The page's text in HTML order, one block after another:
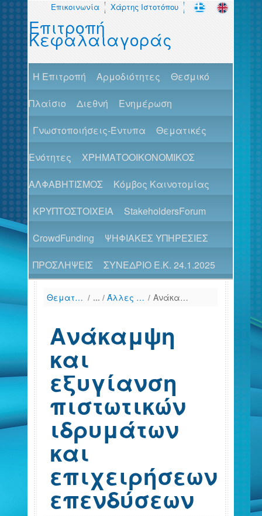
Επικοινωνία Χάρτης Ιστοτόπου
Επιτροπή
Κεφαλαιαγοράς
H Επιτροπή Αρμοδιότητες
Θεσμικό
Πλαίσιο
Διεθνή
Ενημέρωση
Γνωστοποιήσεις-Έντυπα
Θεματικές
Ενότητες
ΧΡΗΜΑΤΟΟΙΚΟΝΟΜΙΚΟΣ
ΑΛΦΑΒΗΤΙΣΜΟΣ
Κόμβος Καινοτομίας
ΚΡΥΠΤΟΣΤΟΙΧΕΙΑ
StakeholdersForum
CrowdFunding
ΨΗΦΙΑΚΕΣ ΥΠΗΡΕΣΙΕΣ
ΠΡΟΣΛΗΨΕΙΣ
ΣΥΝΕΔΡΙΟ Ε.Κ. 24.1.2025
Θεματικές Ενότητες / Άλλες Θεματικές Ενότητες... / Aνάκαμψη και εξυγίανση πιστωτικών ιδρυμάτων και επιχειρήσεων επενδύσεων
Aνάκαμψη
και
εξυγίανση
πιστωτικών
ιδρυμάτων
και
επιχειρήσεων
επενδύσεων